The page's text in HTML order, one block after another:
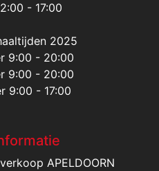
- 17:00
2025
9:00 - 20:00
9:00 - 20:00
9:00 - 17:00
APELDOORN